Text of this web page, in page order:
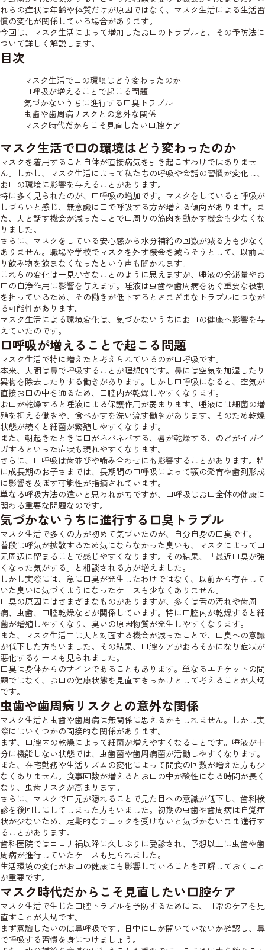
れらの症状は年齢や体質だけが原因ではなく、マスク生活による生活習
慣の変化が関係している場合があります。
今回は、マスク生活によって増加したお口のトラブルと、その予防法に
ついて詳しく解説します。
目次
マスク生活で口の環境はどう変わったのか
口呼吸が増えることで起こる問題
気づかないうちに進行する口臭トラブル
虫歯や歯周病リスクとの意外な関係
マスク時代だからこそ見直したい口腔ケア
マスク生活で口の環境はどう変わったのか
マスクを着用すること自体が直接病気を引き起こすわけではありませ
ん。しかし、マスク生活によって私たちの呼吸や会話の習慣が変化し、
お口の環境に影響を与えることがあります。
特に多く見られたのが、口呼吸の増加です。マスクをしていると呼吸が
しづらいと感じ、無意識に口で呼吸する方が増える傾向があります。ま
た、人と話す機会が減ったことで口周りの筋肉を動かす機会も少なくな
りました。
さらに、マスクをしている安心感から水分補給の回数が減る方も少なく
ありません。職場や学校でマスクを外す機会を減らそうとして、以前よ
り飲み物を飲まなくなったという声も聞かれます。
これらの変化は一見小さなことのように思えますが、唾液の分泌量やお
口の自浄作用に影響を与えます。唾液は虫歯や歯周病を防ぐ重要な役割
を担っているため、その働きが低下するとさまざまなトラブルにつなが
る可能性があります。
マスク生活による環境変化は、気づかないうちにお口の健康へ影響を与
えていたのです。
口呼吸が増えることで起こる問題
マスク生活で特に増えたと考えられているのが口呼吸です。
本来、人間は鼻で呼吸することが理想的です。鼻には空気を加湿したり
異物を除去したりする働きがあります。しかし口呼吸になると、空気が
直接お口の中を通るため、口腔内が乾燥しやすくなります。
お口が乾燥すると唾液による保護作用が弱まります。唾液には細菌の増
殖を抑える働きや、食べかすを洗い流す働きがあります。そのため乾燥
状態が続くと細菌が繁殖しやすくなります。
また、朝起きたときに口がネバネバする、唇が乾燥する、のどがイガイ
ガするといった症状も現れやすくなります。
さらに、口呼吸は歯並びや噛み合わせにも影響することがあります。特
に成長期のお子さまでは、長期間の口呼吸によって顎の発育や歯列形成
に影響を及ぼす可能性が指摘されています。
単なる呼吸方法の違いと思われがちですが、口呼吸はお口全体の健康に
関わる重要な問題なのです。
気づかないうちに進行する口臭トラブル
マスク生活で多くの方が初めて気づいたのが、自分自身の口臭です。
普段は呼気が拡散するため気にならなかった臭いも、マスクによって口
元周辺に留まることで感じやすくなります。その結果、「最近口臭が強
くなった気がする」と相談される方が増えました。
しかし実際には、急に口臭が発生したわけではなく、以前から存在して
いた臭いに気づくようになったケースも少なくありません。
口臭の原因にはさまざまなものがありますが、多くは舌の汚れや歯周
病、虫歯、口腔乾燥などが関係しています。特に口腔内が乾燥すると細
菌が増殖しやすくなり、臭いの原因物質が発生しやすくなります。
また、マスク生活中は人と対面する機会が減ったことで、口臭への意識
が低下した方もいました。その結果、口腔ケアがおろそかになり症状が
悪化するケースも見られました。
口臭は身体からのサインであることもあります。単なるエチケットの問
題ではなく、お口の健康状態を見直すきっかけとして考えることが大切
です。
虫歯や歯周病リスクとの意外な関係
マスク生活と虫歯や歯周病は無関係に思えるかもしれません。しかし実
際にはいくつかの間接的な関係があります。
まず、口腔内の乾燥によって細菌が増えやすくなることです。唾液が十
分に機能しない状態では、虫歯菌や歯周病菌が活動しやすくなります。
また、在宅勤務や生活リズムの変化によって間食の回数が増えた方も少
なくありません。食事回数が増えるとお口の中が酸性になる時間が長く
なり、虫歯リスクが高まります。
さらに、マスクで口元が隠れることで見た目への意識が低下し、歯科検
診を後回しにしてしまった方もいました。初期の虫歯や歯周病は自覚症
状が少ないため、定期的なチェックを受けないと気づかないまま進行す
ることがあります。
歯科医院ではコロナ禍以降に久しぶりに受診され、予想以上に虫歯や歯
周病が進行していたケースも見られました。
生活環境の変化がお口の健康にも影響していることを理解しておくこと
が重要です。
マスク時代だからこそ見直したい口腔ケア
マスク生活で生じた口腔トラブルを予防するためには、日常のケアを見
直すことが大切です。
まず意識したいのは鼻呼吸です。日中に口が開いていないか確認し、鼻
で呼吸する習慣を身につけましょう。